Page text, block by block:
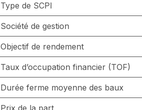
Type de SCPI
Société de gestion
Objectif de rendement
Taux d’occupation financier (TOF)
Durée ferme moyenne des baux